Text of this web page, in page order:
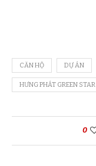
CĂN HỘ DỰ ÁN
HƯNG PHÁT GREEN STAR
0